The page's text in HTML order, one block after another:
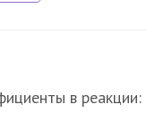
в реакции: